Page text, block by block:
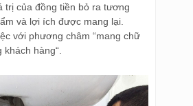
trị của đồng tiền bỏ ra tương
và lợi ích được mang lại.
với phương châm “mang chữ
hàng“.